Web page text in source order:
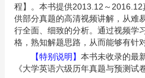
程】。本书提供2013.12～
供部分真题的高清视频讲解，从难
行全面、细致的分析。通过视频学
格，熟知解题思路，从而能够有针
【特别说明】 本书未收录的最
《大学英语六级历年真题与预测试